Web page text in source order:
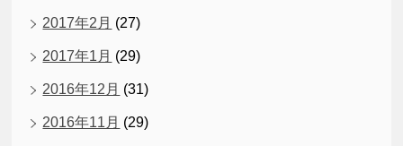
2017年2月 (27)
2017年1月 (29)
2016年12月 (31)
2016年11月 (29)